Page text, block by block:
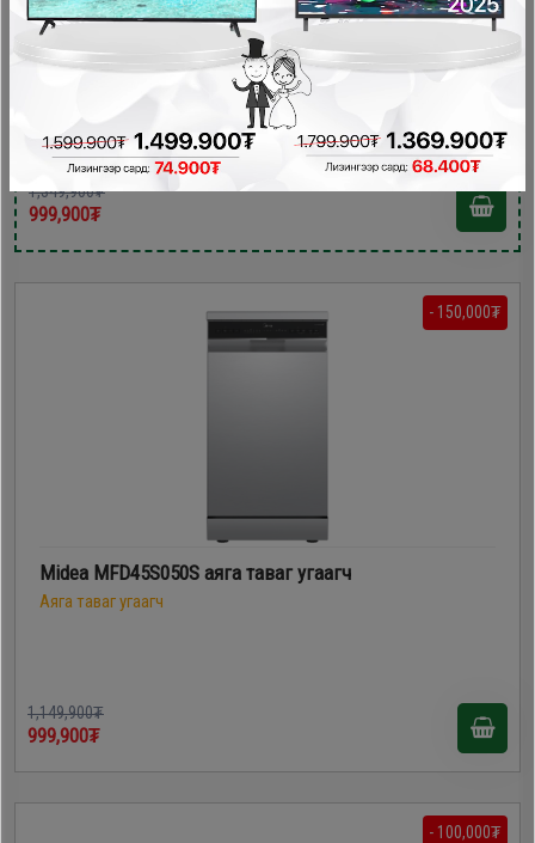
Finlux DW60FS15 аяга таваг угаагч
1,349,900₮
999,900₮
- 150,000₮
Midea MFD45S050S аяга таваг угаагч
Аяга таваг угаагч
1,149,900₮
999,900₮
- 100,000₮